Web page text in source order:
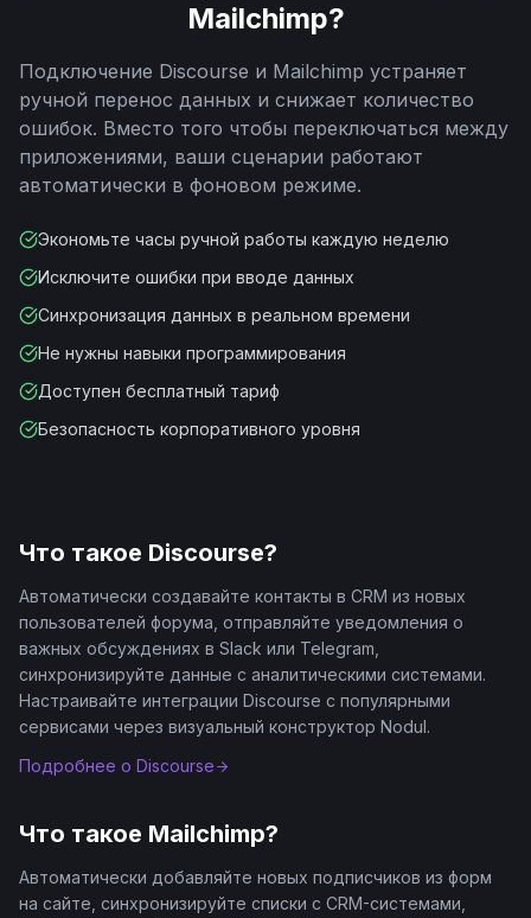
Mailchimp?
Подключение Discourse и Mailchimp устраняет
ручной перенос данных и снижает количество
ошибок. Вместо того чтобы переключаться между
приложениями, ваши сценарии работают
автоматически в фоновом режиме.
Экономьте часы ручной работы каждую неделю
Исключите ошибки при вводе данных
Синхронизация данных в реальном времени
Не нужны навыки программирования
Доступен бесплатный тариф
Безопасность корпоративного уровня
Что такое Discourse?
Автоматически создавайте контакты в CRM из новых
пользователей форума, отправляйте уведомления о
важных обсуждениях в Slack или Telegram,
синхронизируйте данные с аналитическими системами.
Настраивайте интеграции Discourse с популярными
сервисами через визуальный конструктор Nodul.
Подробнее о Discourse
Что такое Mailchimp?
Автоматически добавляйте новых подписчиков из форм
на сайте, синхронизируйте списки с CRM-системами,